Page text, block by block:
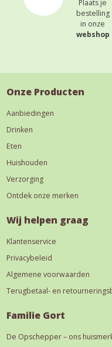
Plaats je
bestelling
in onze
webshop
Onze Producten
Aanbiedingen
Drinken
Eten
Huishouden
Verzorging
Ontdek onze merken
Wij helpen graag
Klantenservice
Privacybeleid
Algemene voorwaarden
Terugbetaal- en
Familie Gort
De Opschepper – ons